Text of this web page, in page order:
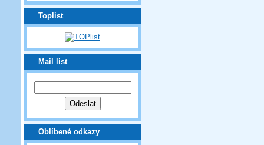
Toplist
Mail list
Oblíbené odkazy